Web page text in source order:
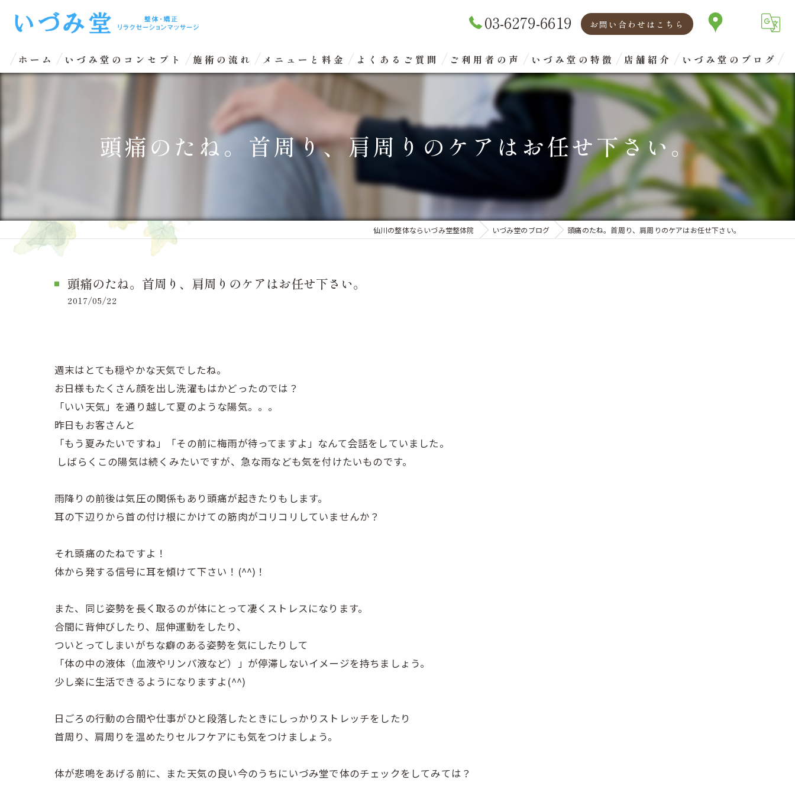
03-6279-6619 お問い合わせはこちら
ホーム いづみ堂のコンセプト 施術の流れ メニューと料金
リラクゼーションマッサージ
整体矯正（骨盤矯正）
眼精疲労改善コース
エクスケアトレーニング
よくあるご質問 ご利用者の声 いづみ堂の特徴
肩こり
眼精疲労
店舗紹介
代表あいさつ
いづみ堂のブログ
頭痛のたね。首周り、肩周りのケアはお任せ下さい。
仙川の整体ならいづみ堂整体院 いづみ堂のブログ 頭痛のたね。首周り、肩周りのケアはお任せ下さい。
頭痛のたね。首周り、肩周りのケアはお任せ下さい。
2017/05/22
週末はとても穏やかな天気でしたね。
お日様もたくさん顔を出し洗濯もはかどったのでは？
「いい天気」を通り越して夏のような陽気。。。
昨日もお客さんと
「もう夏みたいですね」「その前に梅雨が待ってますよ」なんて会話をしていました。
しばらくこの陽気は続くみたいですが、急な雨なども気を付けたいものです。
雨降りの前後は気圧の関係もあり頭痛が起きたりもします。
耳の下辺りから首の付け根にかけての筋肉がコリコリしていませんか？
それ頭痛のたねですよ！
体から発する信号に耳を傾けて下さい！(^^)！
また、同じ姿勢を長く取るのが体にとって凄くストレスになります。
合間に背伸びしたり、屈伸運動をしたり、
ついとってしまいがちな癖のある姿勢を気にしたりして
「体の中の液体（血液やリンパ液など）」が停滞しないイメージを持ちましょう。
少し楽に生活できるようになりますよ(^^)
日ごろの行動の合間や仕事がひと段落したときにしっかりストレッチをしたり
首周り、肩周りを温めたりセルフケアにも気をつけましょう。
体が悲鳴をあげる前に、また天気の良い今のうちにいづみ堂で体のチェックをしてみては？